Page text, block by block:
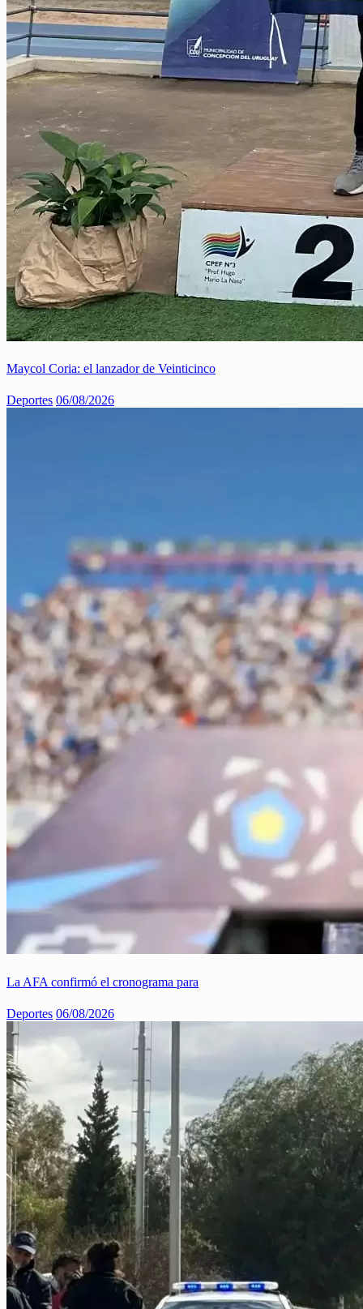
Maycol Coria: el lanzador de Veinticinco
Deportes 06/08/2026
La AFA confirmó el cronograma para
Deportes 06/08/2026